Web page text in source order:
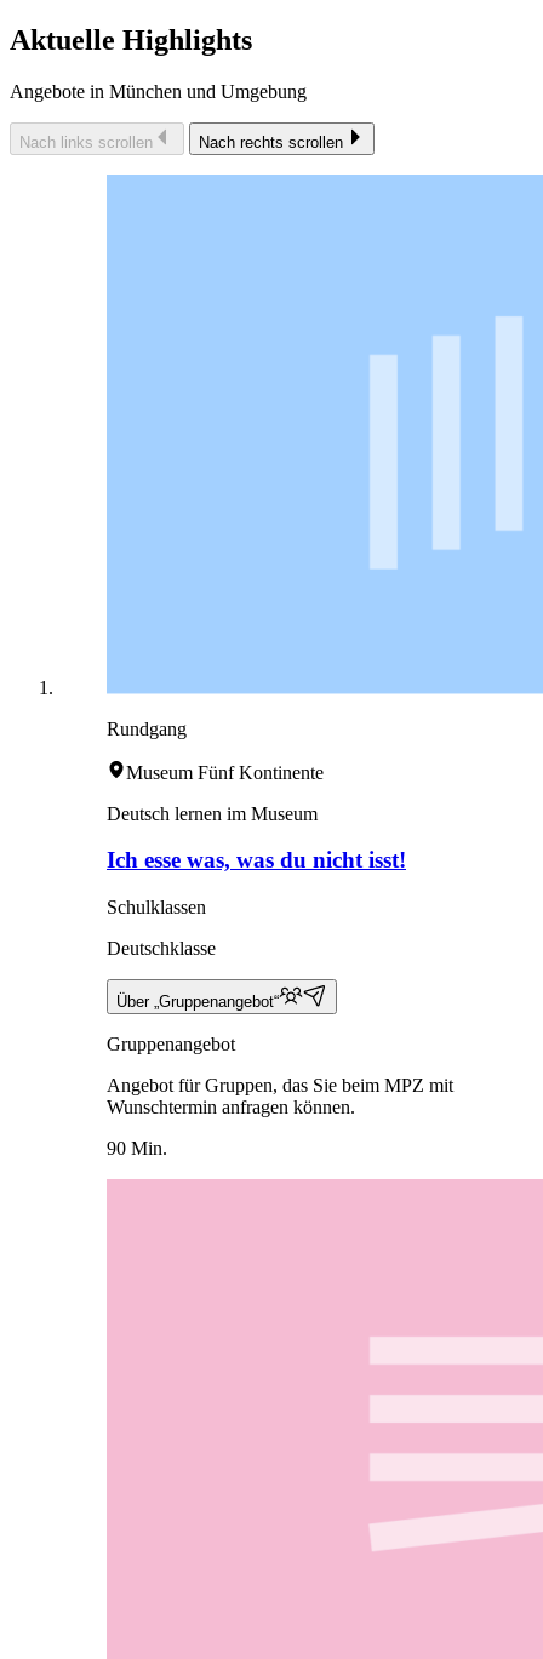
Aktuelle Highlights
Angebote in München und Umgebung
Nach links scrollen Nach rechts scrollen
Rundgang
Museum Fünf Kontinente
Deutsch lernen im Museum
Ich esse was, was du nicht isst!
Schulklassen
Deutschklasse
Über „Gruppenangebot“
Gruppenangebot
Angebot für Gruppen, das Sie beim MPZ mit
Wunschtermin anfragen können.
90 Min.